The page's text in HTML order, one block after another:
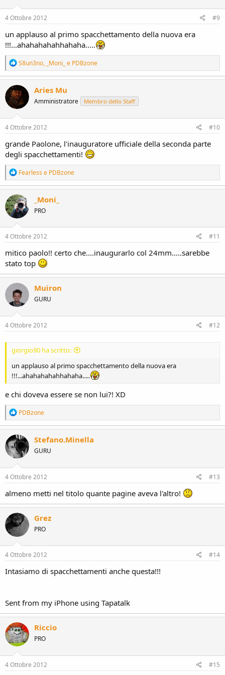
n
s
4 Ottobre 2012 #9
un applauso al primo spacchettamento della nuova era
!!!...ahahahahahhahaha.....
R
e
a
c
t
i
o
n
s
S8un3no, _Moni_ e PDBzone
Aries Mu
Amministratore Membro dello Staff
4 Ottobre 2012 #10
grande Paolone, l'inauguratore ufficiale della seconda parte
degli spacchettamenti!
R
e
a
c
t
i
o
n
s
Fearless e PDBzone
_Moni_
PRO
4 Ottobre 2012 #11
mitico paolo!! certo che....inaugurarlo col 24mm.....sarebbe
stato top
Muiron
GURU
4 Ottobre 2012 #12
giorgio90 ha scritto:
un applauso al primo spacchettamento della nuova era
!!!...ahahahahahhahaha.....
e chi doveva essere se non lui?! XD
R
e
a
c
t
i
o
n
s
PDBzone
Stefano.Minella
GURU
4 Ottobre 2012 #13
almeno metti nel titolo quante pagine aveva l'altro!
Grez
PRO
4 Ottobre 2012 #14
Intasiamo di spacchettamenti anche questa!!!
Sent from my iPhone using Tapatalk
Riccio
PRO
4 Ottobre 2012 #15